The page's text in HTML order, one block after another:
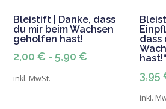
Bleistift | Danke, dass
du mir beim Wachsen
geholfen hast!
2,00€ -5,90€
inkl. MwSt.
dass
hast!“
3,95
inkl.